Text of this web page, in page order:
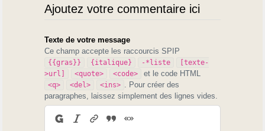
Ajoutez votre commentaire ici
Texte de votre message
Ce champ accepte les raccourcis SPIP
{{gras}} {italique} -*liste
[texte-
>url]
<quote> <code> et le code HTML
<q> <del> <ins>
. Pour créer des
paragraphes, laissez simplement des lignes vides.